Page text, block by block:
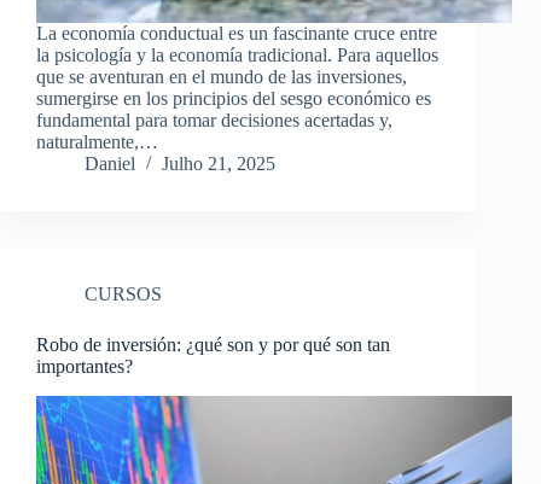
La economía conductual es un fascinante cruce entre
la psicología y la economía tradicional. Para aquellos
que se aventuran en el mundo de las inversiones,
sumergirse en los principios del sesgo económico es
fundamental para tomar decisiones acertadas y,
naturalmente,…
Daniel
Julho 21, 2025
CURSOS
Robo de inversión: ¿qué son y por qué son tan
importantes?